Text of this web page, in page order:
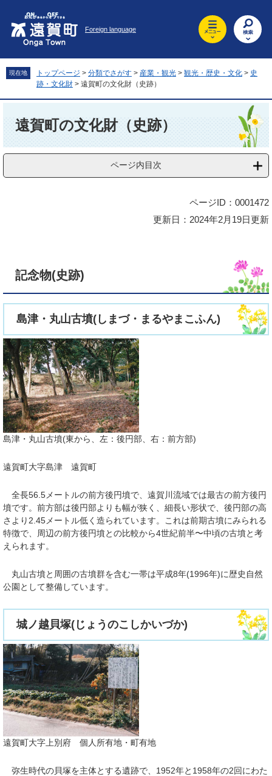
先
頭
を
飛
へ
Foreign language
現在地 トップページ > 分類でさがす > 産業・観光 > 観光・歴史・文化 > 史
跡・文化財 > 遠賀町の文化財（史跡）
遠賀町の文化財（史跡）
ページ内目次
ページID：0001472
更新日：2024年2月19日更新
記念物(史跡)
島津・丸山古墳(しまづ・まるやまこふん)
島津・丸山古墳(東から、左：後円部、右：前方部)
遠賀町大字島津 遠賀町
全長56.5メートルの前方後円墳で、遠賀川流域では最古の前方後円
墳です。前方部は後円部よりも幅が狭く、細長い形状で、後円部の高
さより2.45メートル低く造られています。これは前期古墳にみられる
特徴で、周辺の前方後円墳との比較から4世紀前半〜中頃の古墳と考
えられます。
丸山古墳と周囲の古墳群を含む一帯は平成8年(1996年)に歴史自然
公園として整備しています。
城ノ越貝塚(じょうのこしかいづか)
遠賀町大字上別府 個人所有地・町有地
弥生時代の貝塚を主体とする遺跡で、1952年と1958年の2回にわた